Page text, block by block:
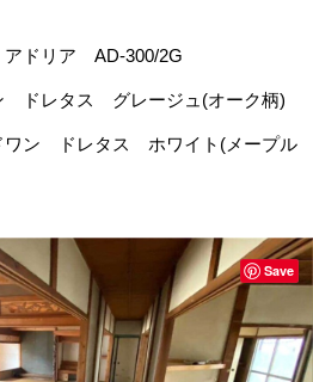
ドリア AD-300/2G
ドレタス グレージュ(オーク柄)
ワン ドレタス ホワイト(メープル
Save